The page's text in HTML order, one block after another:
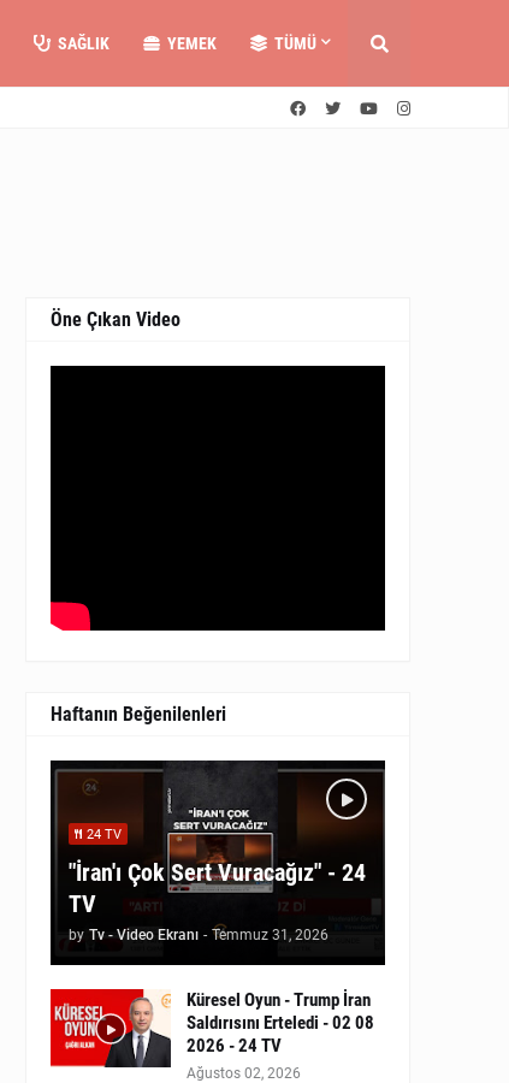
SAĞLIK YEMEK TÜMÜ
Öne Çıkan Video
Haftanın Beğenilenleri
24 TV
"İran'ı Çok Sert Vuracağız" - 24
TV
by Tv - Video Ekranı - Temmuz 31, 2026
Küresel Oyun - Trump İran
Saldırısını Erteledi - 02 08
2026 - 24 TV
Ağustos 02, 2026